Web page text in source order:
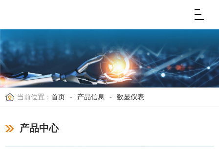
当前位置： 首页 - 产品信息 - 数显仪表
产品中心